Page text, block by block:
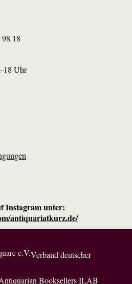
18
Uhr
Instagram unter:
antiquariatkurz.de/
Verband deutscher